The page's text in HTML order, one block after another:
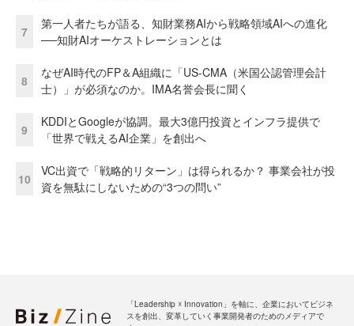
7
第一人者たちが語る、知財業務AIから戦略領域AIへの進化
──知財AIオーケストレーションとは
8
なぜAI時代のFP＆A組織に「US-CMA（米国公認管理会計
士）」が必須なのか。IMA名誉会長に聞く
9
KDDIとGoogleが協調。最大3億円投資とインフラ提供で
「世界で戦えるAI企業」を創出へ
10
VC出資で「戦略的リターン」は得られるか？ 事業会社が投
資を無駄にしないための“3つの問い”
「Leadership ☓ Innovation」を軸に、企業においてビジネ
スを創出、変革していく事業開発者のためのメディアで